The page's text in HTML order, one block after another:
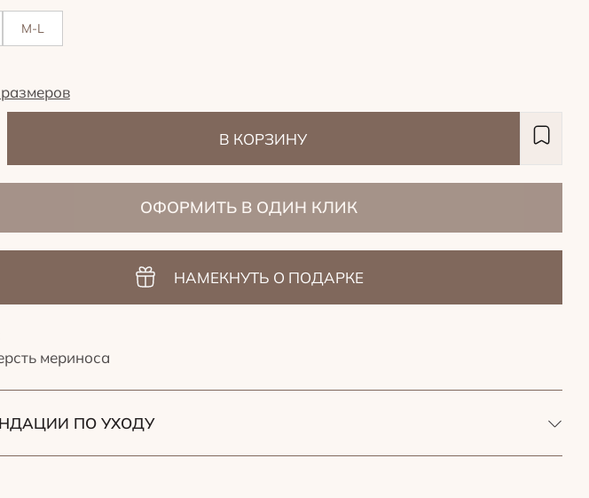
M-L
В КОРЗИНУ
ОФОРМИТЬ В ОДИН КЛИК
НАМЕКНУТЬ О ПОДАРКЕ
мериноса
ПО УХОДУ